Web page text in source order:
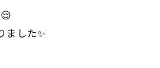
ました✨